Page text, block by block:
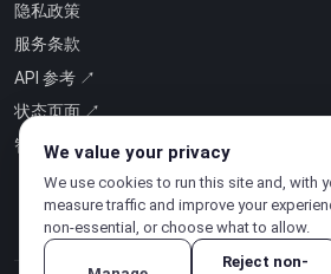
隐私政策
服务条款
API 参考 ↗
状态页面 ↗
智能即服务 ↗
We value your privacy
We use cookies to run this site and, with
measure traffic and improve your
non-essential, or choose what to allow.
Reject non-